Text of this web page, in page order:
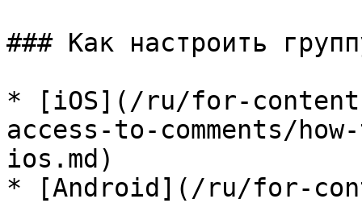
### Как настроить
* [iOS](/ru/for-
access-to-comments/
ios.md)
* [Android](/ru/for-